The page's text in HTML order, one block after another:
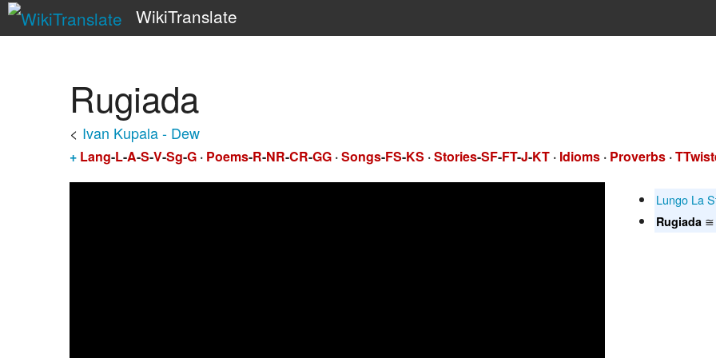
WikiTranslate
Rugiada
< Ivan Kupala - Dew
+ Lang-L-A-S-V-Sg-G · Poems-R-NR-CR-GG ·Songs-FS-KS ·Stories-SF-FT-J-KT · Idioms · Proverbs ·
Lungo La
Rugiada ≅